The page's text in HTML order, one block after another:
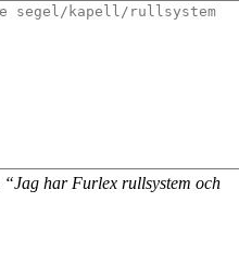
“Jag har Furlex rullsystem och